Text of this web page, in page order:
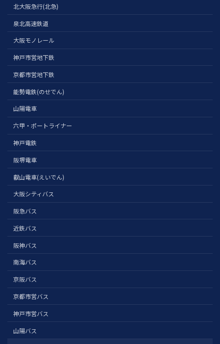
北大阪急行(北急)
泉北高速鉄道
大阪モノレール
神戸市営地下鉄
京都市営地下鉄
能勢電鉄(のせでん)
山陽電車
六甲・ポートライナー
神戸電鉄
阪堺電車
叡山電車(えいでん)
大阪シティバス
阪急バス
近鉄バス
阪神バス
南海バス
京阪バス
京都市営バス
神戸市営バス
山陽バス